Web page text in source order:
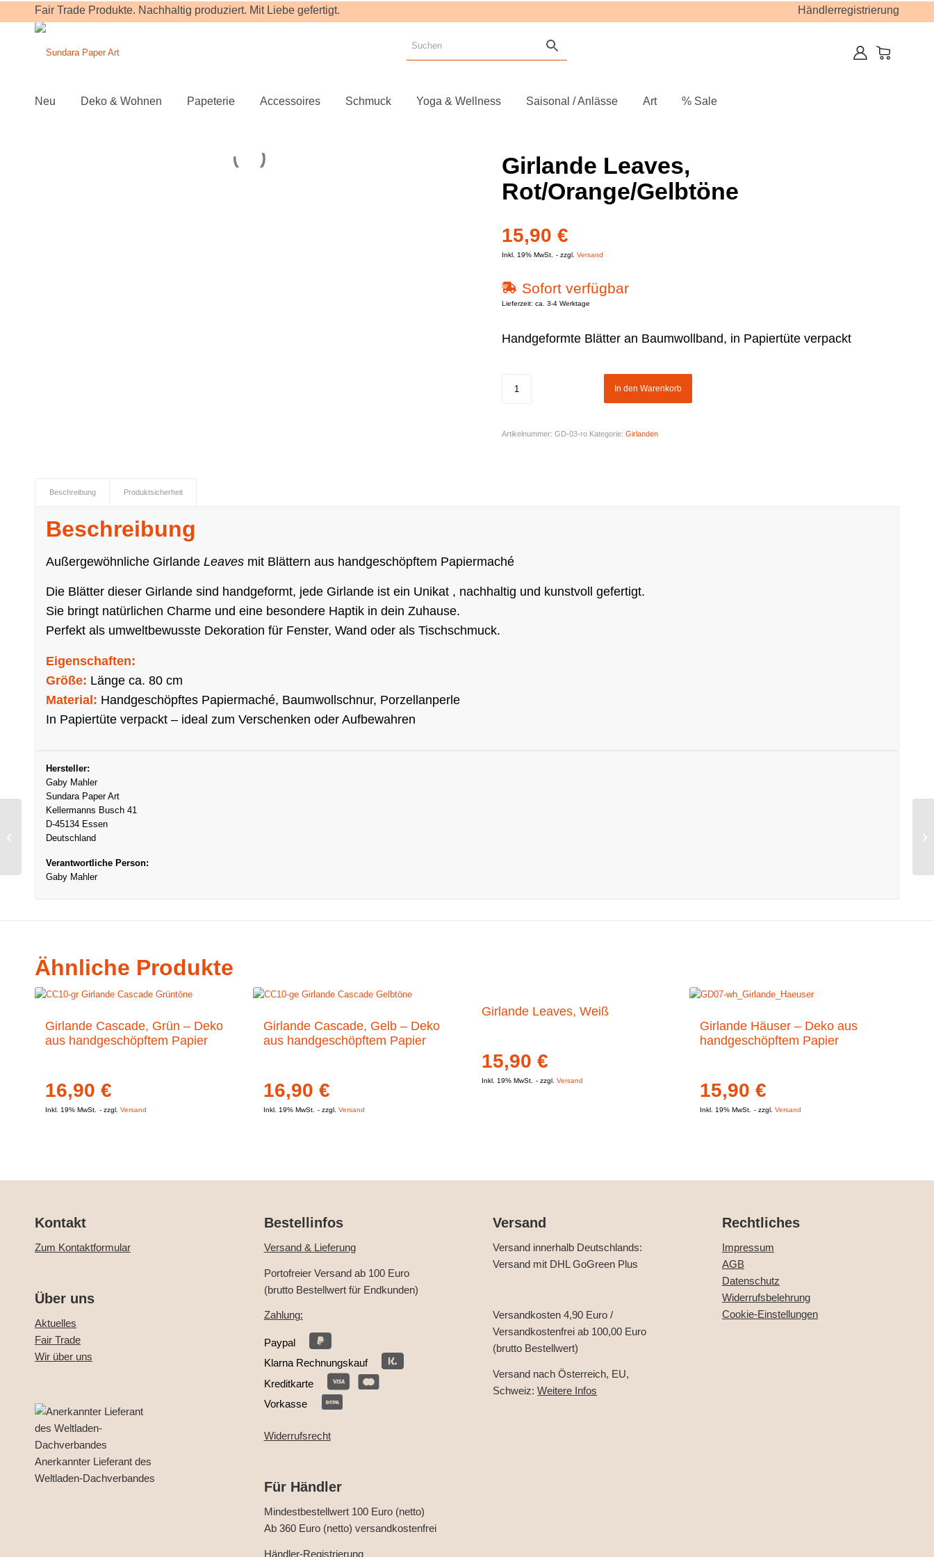
Fair Trade Produkte. Nachhaltig produziert. Mit Liebe gefertigt. Händlerregistrierung
Neu Deko & Wohnen Papeterie Accessoires Schmuck Yoga & Wellness Saisonal / Anlässe Art % Sale
Girlande Leaves,
Rot/Orange/Gelbtöne
15,90 €
Inkl. 19% MwSt. zzgl. Versand
Sofort verfügbar
Lieferzeit: ca. 3-4 Werktage
Handgeformte Blätter an Baumwollband, in Papiertüte verpackt
In den Warenkorb
Artikelnummer: GD-03-ro Kategorie: Girlanden
Beschreibung Produktsicherheit
Beschreibung
Außergewöhnliche Girlande Leaves mit Blättern aus handgeschöpftem Papiermaché
Die Blätter dieser Girlande sind handgeformt, jede Girlande ist ein Unikat , nachhaltig und kunstvoll gefertigt.
Sie bringt natürlichen Charme und eine besondere Haptik in dein Zuhause.
Perfekt als umweltbewusste Dekoration für Fenster, Wand oder als Tischschmuck.
Eigenschaften:
Größe: Länge ca. 80 cm
Material: Handgeschöpftes Papiermaché, Baumwollschnur, Porzellanperle
In Papiertüte verpackt – ideal zum Verschenken oder Aufbewahren
Hersteller:
Gaby Mahler
Sundara Paper Art
Kellermanns Busch 41
D-45134 Essen
Deutschland
Verantwortliche Person:
Gaby Mahler
Ähnliche Produkte
Girlande Cascade, Grün – Deko
aus handgeschöpftem Papier
16,90 €
Inkl. 19% MwSt. zzgl. Versand
Girlande Cascade, Gelb – Deko
aus handgeschöpftem Papier
16,90€
Inkl. 19% MwSt. zzgl.Versand
Girlande Leaves, Weiß
15,90€
Inkl. 19% MwSt. zzgl.Versand
Girlande Häuser – Deko aus
handgeschöpftem Papier
15,90€
Inkl. 19% MwSt. zzgl.Versand
Kontakt
Zum Kontaktformular
Über uns
Aktuelles
Fair Trade
Wir über uns
Anerkannter Lieferant des
Weltladen-Dachverbandes
Bestellinfos
Versand & Lieferung
Portofreier Versand ab 100 Euro
(brutto Bestellwert für Endkunden)
Zahlung:
Paypal
Klarna Rechnungskauf
Kreditkarte
Vorkasse
Widerrufsrecht
Für Händler
Mindestbestellwert 100 Euro (netto)
Ab 360 Euro (netto) versandkostenfrei
Händler-Registrierung
Versand
Versand innerhalb Deutschlands:
Versand mit DHL GoGreen Plus
Versandkosten 4,90 Euro /
Versandkostenfrei ab 100,00 Euro
(brutto Bestellwert)
Versand nach Österreich, EU,
Schweiz:Weitere Infos
Rechtliches
Impressum
AGB
Datenschutz
Widerrufsbelehrung
Cookie-Einstellungen
Girlande Leaves,
Grüntöne